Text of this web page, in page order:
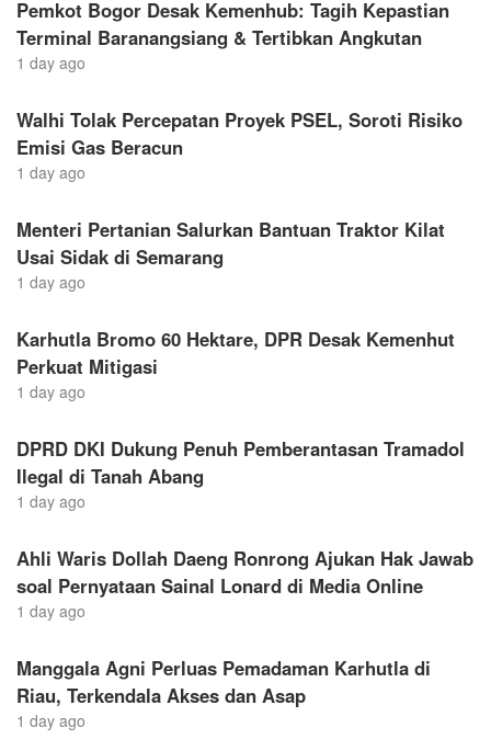
Pemkot Bogor Desak Kemenhub: Tagih Kepastian
Terminal Baranangsiang & Tertibkan Angkutan
1 day ago
Walhi Tolak Percepatan Proyek PSEL, Soroti Risiko
Emisi Gas Beracun
1 day ago
Menteri Pertanian Salurkan Bantuan Traktor Kilat
Usai Sidak di Semarang
1 day ago
Karhutla Bromo 60 Hektare, DPR Desak Kemenhut
Perkuat Mitigasi
1 day ago
DPRD DKI Dukung Penuh Pemberantasan Tramadol
Ilegal di Tanah Abang
1 day ago
Ahli Waris Dollah Daeng Ronrong Ajukan Hak Jawab
soal Pernyataan Sainal Lonard di Media Online
1 day ago
Manggala Agni Perluas Pemadaman Karhutla di
Riau, Terkendala Akses dan Asap
1 day ago